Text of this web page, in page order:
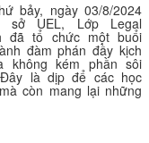
bảy, ngày 03/8/2024
sở UEL, Lớp Legal
đã tổ chức một buổi
đàm phán đầy kịch
không kém phần sôi
là dịp để các học
còn mang lại những